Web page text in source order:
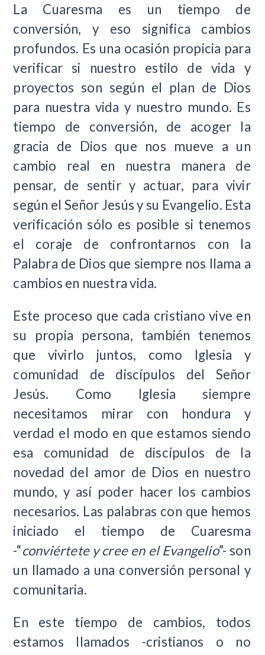
La Cuaresma es un tiempo de
conversión, y eso significa cambios
profundos. Es una ocasión propicia para
verificar si nuestro estilo de vida y
proyectos son según el plan de Dios
para nuestra vida y nuestro mundo. Es
tiempo de conversión, de acoger la
gracia de Dios que nos mueve a un
cambio real en nuestra manera de
pensar, de sentir y actuar, para vivir
según el Señor Jesús y su Evangelio. Esta
verificación sólo es posible si tenemos
el coraje de confrontarnos con la
Palabra de Dios que siempre nos llama a
cambios en nuestra vida.
Este proceso que cada cristiano vive en
su propia persona, también tenemos
que vivirlo juntos, como Iglesia y
comunidad de discípulos del Señor
Jesús. Como Iglesia siempre
necesitamos mirar con hondura y
verdad el modo en que estamos siendo
esa comunidad de discípulos de la
novedad del amor de Dios en nuestro
mundo, y así poder hacer los cambios
necesarios. Las palabras con que hemos
iniciado el tiempo de Cuaresma
-“conviértete y cree en el Evangelio”- son
un llamado a una conversión personal y
comunitaria.
En este tiempo de cambios, todos
estamos llamados -cristianos o no